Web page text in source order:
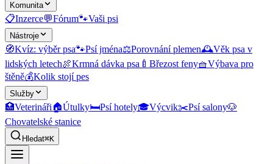
Komunita
📋Inzerce💬Fórum🐾Vaši psi
Nástroje
🧭Kvíz: výběr psa🐾Psí jména⚖️Porovnání plemen🕰️Věk psa v
lidských letech🍖Krmná dávka psa 🍼 Březost feny🧺Výbava pro
štěně💰Kolik stojí pes
Služby
🏥Veterináři🏠Útulky🛏️Psí hotely🎓Výcvik✂️Psí salony🐶
Chovatelské stanice
Hledat⌘K